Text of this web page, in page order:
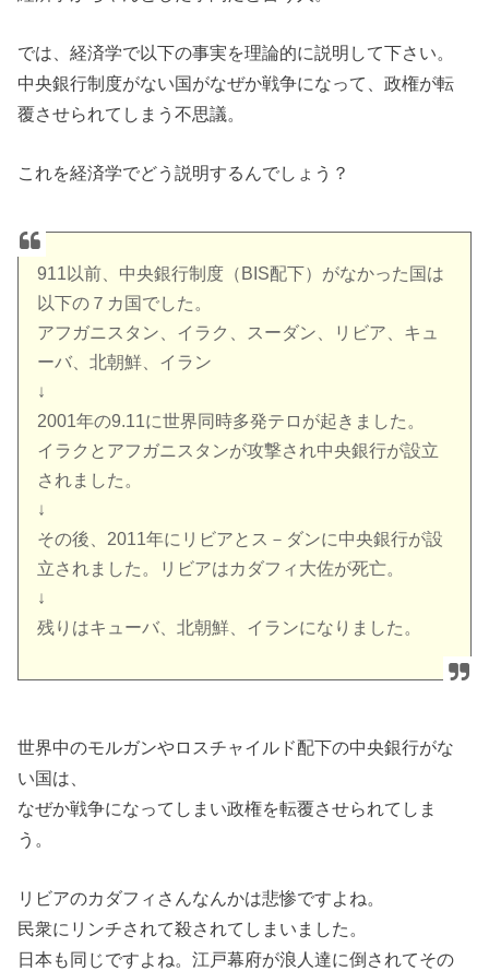
では、経済学で以下の事実を理論的に説明して下さい。
中央銀行制度がない国がなぜか戦争になって、政権が転
覆させられてしまう不思議。
これを経済学でどう説明するんでしょう？
911以前、中央銀行制度（BIS配下）がなかった国は
以下の７カ国でした。
アフガニスタン、イラク、スーダン、リビア、キュ
ーバ、北朝鮮、イラン
↓
2001年の9.11に世界同時多発テロが起きました。
イラクとアフガニスタンが攻撃され中央銀行が設立
されました。
↓
その後、2011年にリビアとス－ダンに中央銀行が設
立されました。リビアはカダフィ大佐が死亡。
↓
残りはキューバ、北朝鮮、イランになりました。
世界中のモルガンやロスチャイルド配下の中央銀行がな
い国は、
なぜか戦争になってしまい政権を転覆させられてしま
う。
リビアのカダフィさんなんかは悲惨ですよね。
民衆にリンチされて殺されてしまいました。
日本も同じですよね。江戸幕府が浪人達に倒されてその